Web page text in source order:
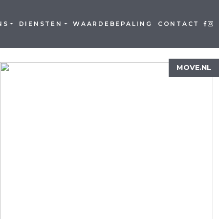
DIENSTEN WAARDEBEPALING CONTACT
MOVE.NL